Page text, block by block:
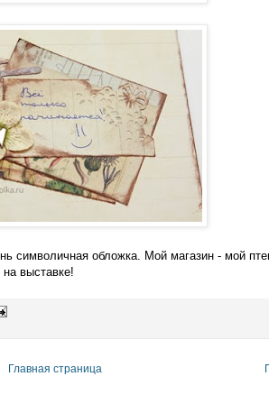
символичная обложка. Мой магазин - мой
выставке!
Главная страница